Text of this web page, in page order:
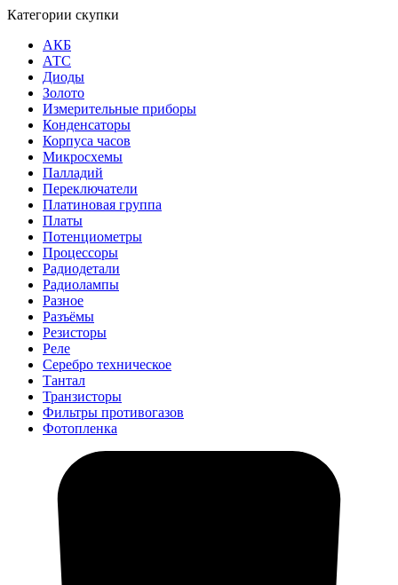
Категории скупки
АКБ
АТС
Диоды
Золото
Измерительные приборы
Конденсаторы
Корпуса часов
Микросхемы
Палладий
Переключатели
Платиновая группа
Платы
Потенциометры
Процессоры
Радиодетали
Радиолампы
Разное
Разъёмы
Резисторы
Реле
Серебро техническое
Тантал
Транзисторы
Фильтры противогазов
Фотопленка